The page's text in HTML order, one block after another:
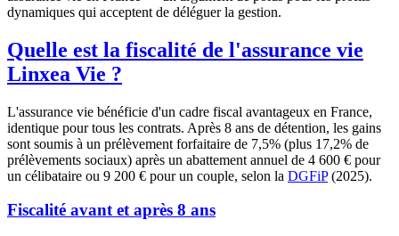
dynamiques qui acceptent de déléguer la gestion.
Quelle est la fiscalité de l'assurance vie
Linxea Vie ?
L'assurance vie bénéficie d'un cadre fiscal avantageux en France,
identique pour tous les contrats. Après 8 ans de détention, les gains
sont soumis à un prélèvement forfaitaire de 7,5% (plus 17,2% de
prélèvements sociaux) après un abattement annuel de 4 600 € pour
un célibataire ou 9 200 € pour un couple, selon la DGFiP(2025).
Fiscalité avant et après 8 ans